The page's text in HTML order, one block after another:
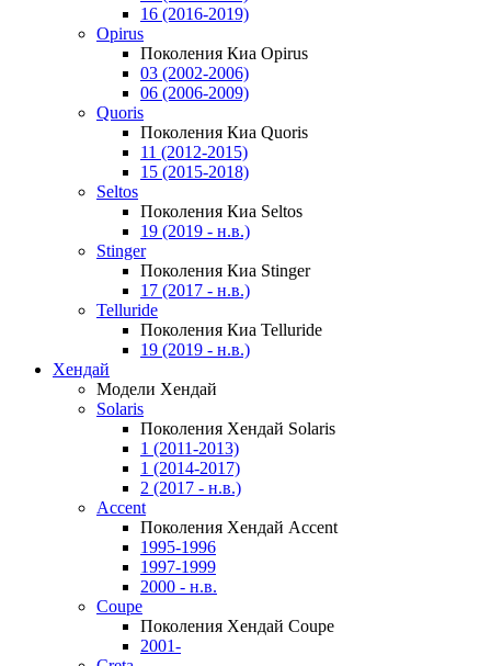
16 (2016-2019)
Opirus
Поколения Киа Opirus
03 (2002-2006)
06 (2006-2009)
Quoris
Поколения Киа Quoris
11 (2012-2015)
15 (2015-2018)
Seltos
Поколения Киа Seltos
19 (2019 - н.в.)
Stinger
Поколения Киа Stinger
17 (2017 - н.в.)
Telluride
Поколения Киа Telluride
19 (2019 - н.в.)
Хендай
Модели Хендай
Solaris
Поколения Хендай Solaris
1 (2011-2013)
1 (2014-2017)
2 (2017 - н.в.)
Accent
Поколения Хендай Accent
1995-1996
1997-1999
2000 - н.в.
Coupe
Поколения Хендай Coupe
2001-